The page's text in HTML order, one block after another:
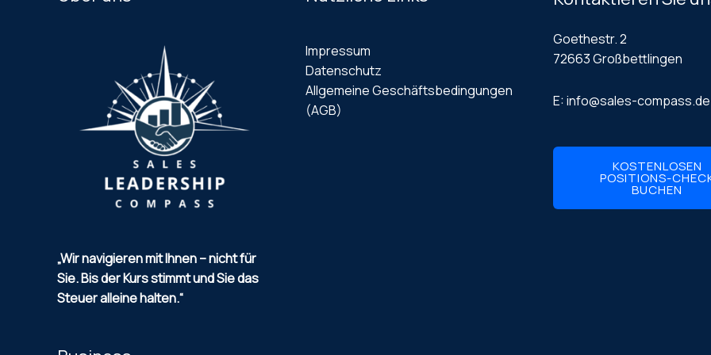
„Wir navigieren mit Ihnen – nicht für
Sie.Bis der Kurs stimmt und Sie das
Steuer alleine halten.“
Impressum
Datenschutz
Allgemeine Geschäftsbedingungen
(AGB)
Goethestr. 2
72663 Großbettlingen
E: info@sales-compass.de
KOSTENLOSEN
POSITIONS-
BUCHEN